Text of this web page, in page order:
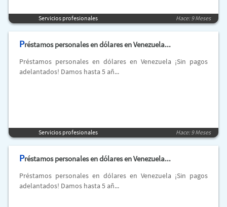
Servicios profesionales Hace: 9 Meses
Préstamos personales en dólares en Venezuela...
Préstamos personales en dólares en Venezuela ¡Sin pagos
adelantados! Damos hasta 5 añ...
Servicios profesionales Hace: 9 Meses
Préstamos personales en dólares en Venezuela...
Préstamos personales en dólares en Venezuela ¡Sin pagos
adelantados! Damos hasta 5 añ...